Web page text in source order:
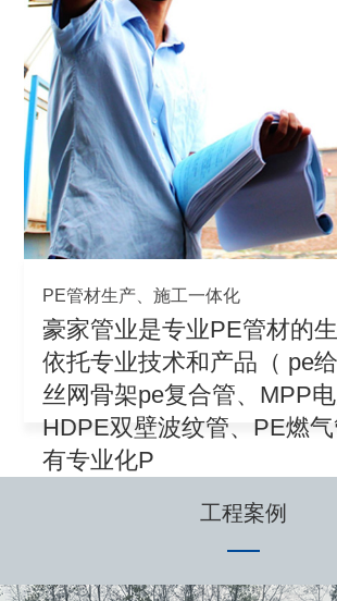
PE管材生产、施工一体化
豪家管业是专业PE管材的
依托专业技术和产品（ pe
丝网骨架pe复合管、MPP电
HDPE双壁波纹管、PE燃气
有专业化P
工程案例